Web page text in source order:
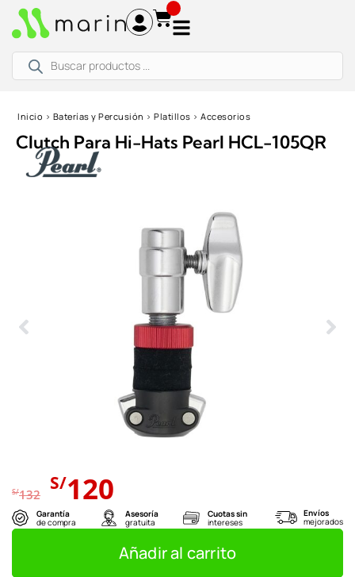
productos
Inicio › Baterías y Percusión › Platillos › Accesorios
Clutch Para Hi-Hats Pearl HCL-105QR
S/132 El
precio
original
era:
S/132.
S/120 precio
actual
es:
S/120.
Garantía
de compra
Asesoría
gratuita
Cuotas sin
intereses
Envíos
mejorados
Añadir al carrito